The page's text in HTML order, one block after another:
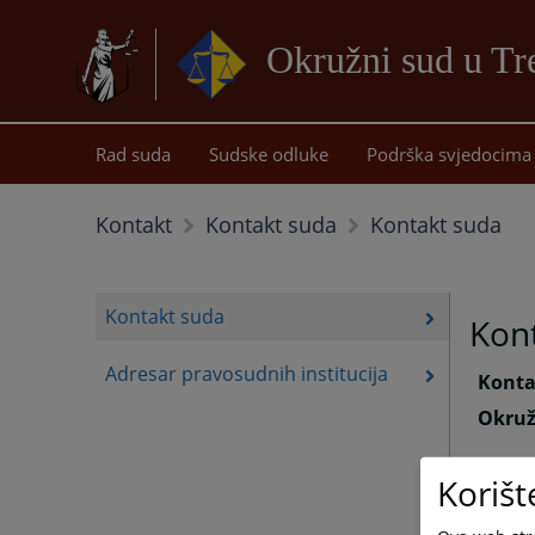
Okružni sud u
Rad suda Sudske odluke Podrška svjedocima
Kontakt Kontakt suda Kontakt suda
Kontakt suda
Adresar pravosudnih institucija